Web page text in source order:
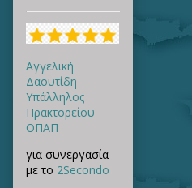
Αγγελική
Δαουτίδη -
Υπάλληλος
Πρακτορείου
ΟΠΑΠ
για συνεργασία
με το 2Secondo